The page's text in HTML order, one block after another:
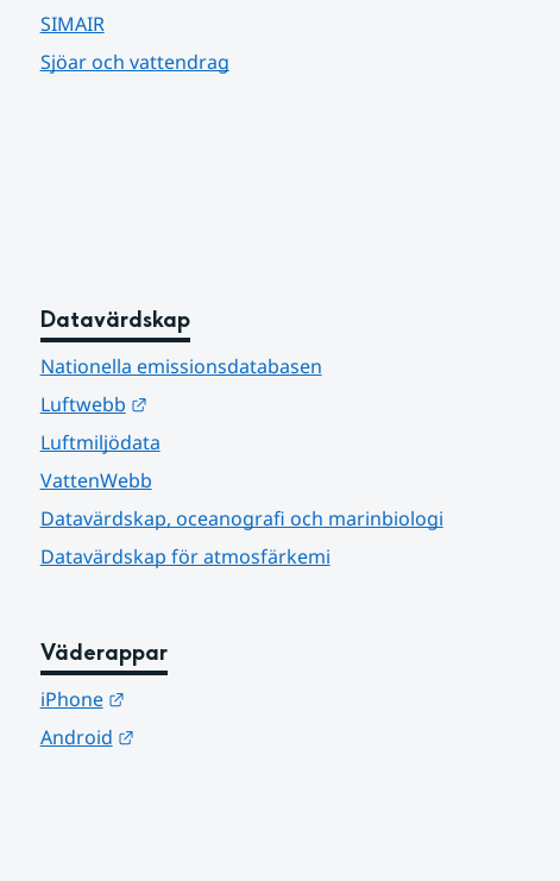
SIMAIR
Sjöar och vattendrag
Datavärdskap
Nationella emissionsdatabasen
Luftwebb
Länk till annan webbplats.
Luftmiljödata
VattenWebb
Datavärdskap, oceanografi och marinbiologi
Datavärdskap för atmosfärkemi
Väderappar
iPhone
Länk till annan webbplats.
Android
Länk till annan webbplats.